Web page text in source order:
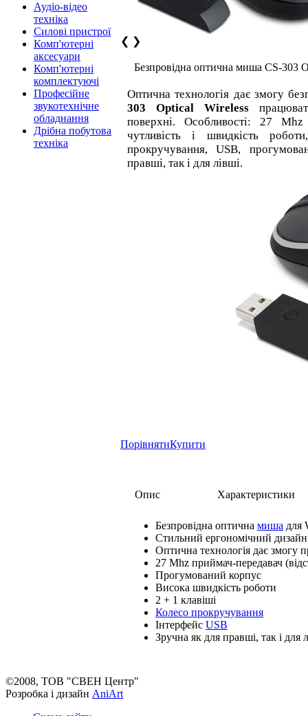
Аудіо-відео
техніка
Силові пристрої
Комп'ютерні
аксесуари
Комп'ютерні
комплектуючі
Професійне
звукотехнічне
обладнання
Дрібна побутова
техніка
❮ ❯
Безпровідна оптична миша CS-303
Оптична технологія дає змогу
303 Optical Wireless
поверхні. Особливості: 27 Мhz
чутливість і швидкість
прокручування, USB,
правші, так і для лівші.
ПорівнятиКупити
Опис Характеристики
Безпровідна оптична миша для
Стильний ергономічний
Оптична технологія дає змогу
27 Мhz приймач-передавач
Прогумований корпус
Висока швидкість роботи
2 + 1 клавіші
Колесо прокручування
Інтерфейс USB
Зручна як для правші, так і для
©2008, ТОВ "СВЕН Центр"
Розробка і дизайн AniArt